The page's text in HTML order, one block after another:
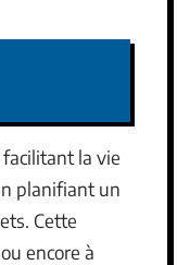
la vie
planifiant un
Cette
encore à